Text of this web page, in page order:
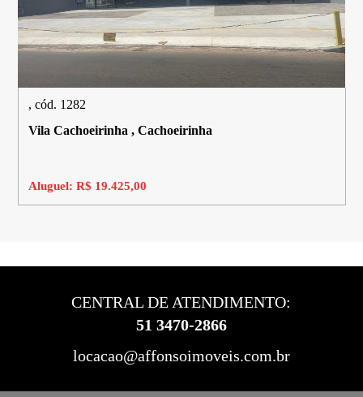
, cód. 1282
Vila Cachoeirinha , Cachoeirinha
Aluguel: R$ 19.425,00
CENTRAL DE ATENDIMENTO:
51 3470-2866
locacao@affonsoimoveis.com.br